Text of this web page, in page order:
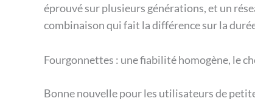
éprouvé sur plusieurs générations, et un
combinaison qui fait la différence sur la
Fourgonnettes : une fiabilité homogène, le
Bonne nouvelle pour les utilisateurs de